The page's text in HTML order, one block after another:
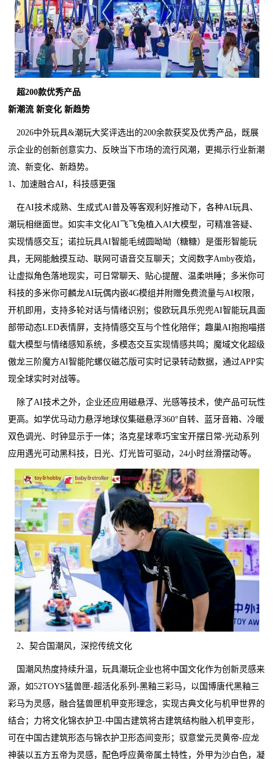
超200款优秀产品
新潮流 新变化 新趋势
2026中外玩具&潮玩大奖评选出的200余款获奖及优秀产品，既展
示企业的创新创意实力、反映当下市场的流行风潮，更揭示行业新潮
流、新变化、新趋势。
1、加速融合AI，科技感更强
在AI技术成熟、生成式AI普及等客观利好推动下，各种AI玩具、
潮玩相继面世。如实丰文化AI飞飞兔植入AI大模型，可精准答疑、
实现情感交互；诺拉玩具AI智能毛绒圆呦呦（糖糖）是蛋形智能玩
具，无网能触摸互动、联网可语音交互聊天；文阅数字Amby夜焰，
让虚拟角色落地现实，可日常聊天、贴心提醒、温柔哄睡；多米你可
科技的多米你可麟龙AI玩偶内嵌4G模组并附赠免费流量与AI权限，
开机即用，支持多轮对话与情绪识别；俊欧玩具乐兜兜AI智能玩具面
部带动态LED表情屏，支持情感交互与个性化陪伴；趣巢AI抱抱喵搭
载大模型与情绪感知系统，多模态交互实现情感共鸣；魔域文化超级
傲龙三阶魔方AI智能陀螺仪磁芯版可实时记录转动数据，通过APP实
现全球实时对战等。
除了AI技术之外，企业还应用磁悬浮、光感等技术，使产品可玩性
更高。如学优马动力悬浮地球仪集磁悬浮360°自转、蓝牙音箱、冷暖
双色调光、时钟显示于一体；洛克星球乖巧宝宝开摆日常-光动系列
应用遇光可动黑科技，日光、灯光皆可驱动，24小时丝滑摆动等。
2、契合国潮风，深挖传统文化
国潮风热度持续升温，玩具潮玩企业也将中国文化作为创新灵感来
源，如52TOYS猛兽匣-超活化系列-黑釉三彩马，以国博唐代黑釉三
彩马为灵感，融合猛兽匣机甲变形理念，实现古典文化与机甲世界的
结合；力将文化锦衣护卫-中国古建筑将古建筑结构融入机甲变形，
可在中国古建筑形态与锦衣护卫形态间变形；驭意堂元灵黄帝-应龙
神装以五方五帝为灵感，配色呼应黄帝属土特性，外甲为沙白色，凝